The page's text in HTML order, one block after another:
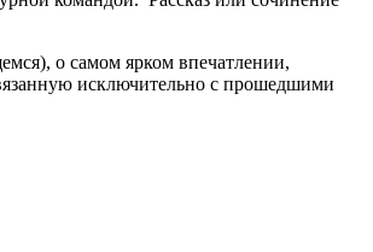
о самом ярком впечатлении,
исключительно с прошедшими